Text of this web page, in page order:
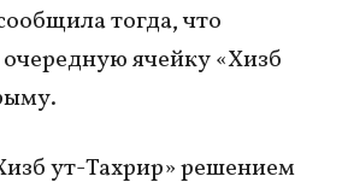
тогда, что
ячейку «Хизб
ут-Тахрир» решением